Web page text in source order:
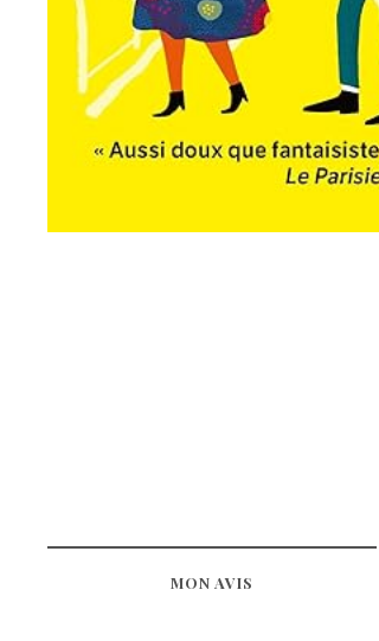
MON AVIS